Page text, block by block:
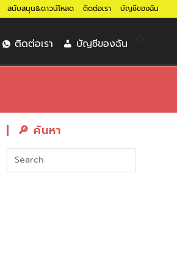
สนับสนุน&ดาวน์โหลด ติดต่อเรา บัญชีของฉัน
ติดต่อเรา บัญชีของฉัน
🔎︎ ค้นหา